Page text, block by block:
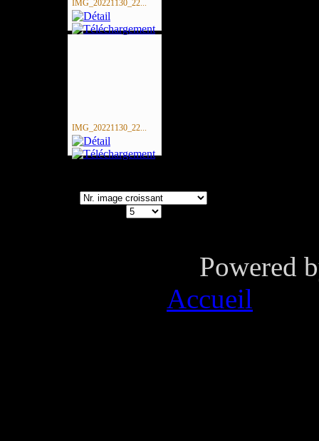
IMG_20221130_22...
IMG_20221130_22...
Powered
Accueil